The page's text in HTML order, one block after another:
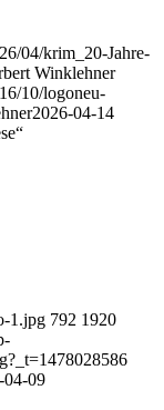
04/krim_20-Jahre-
Winklehner
10/logoneu-
2026-04-14
1.jpg 792 1920
04-09